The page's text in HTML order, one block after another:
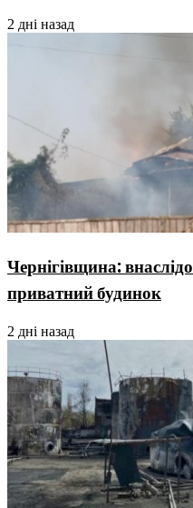
2 дні назад
Чернігівщина:
приватний будинок
2 дні назад